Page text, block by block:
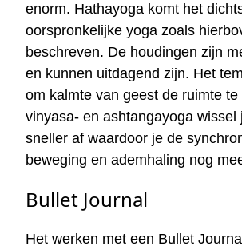
enorm. Hathayoga komt het
oorspronkelijke yoga zoals
beschreven. De houdingen zijn
en kunnen uitdagend zijn. Het
om kalmte van geest de ruimte te
vinyasa- en ashtangayoga wissel
sneller af waardoor je de
beweging en ademhaling nog
Bullet Journal
Het werken met een Bullet